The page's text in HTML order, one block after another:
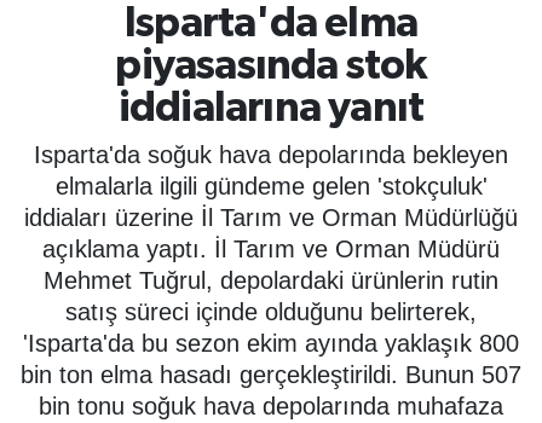
Isparta'da elma
piyasasında stok
iddialarına yanıt
Isparta'da soğuk hava depolarında bekleyen
elmalarla ilgili gündeme gelen 'stokçuluk'
iddiaları üzerine İl Tarım ve Orman Müdürlüğü
açıklama yaptı. İl Tarım ve Orman Müdürü
Mehmet Tuğrul, depolardaki ürünlerin rutin
satış süreci içinde olduğunu belirterek,
'Isparta'da bu sezon ekim ayında yaklaşık 800
bin ton elma hasadı gerçekleştirildi. Bunun 507
bin tonu soğuk hava depolarında muhafaza
EĞİTİM
ÖZEL HABER
SAĞLIK
SPOR
ÇEVRE
YAŞAM
Son Dakika Haberleri
Haber Arşivi